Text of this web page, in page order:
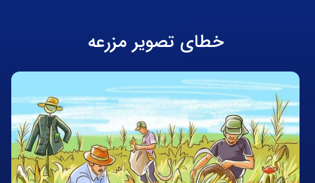
خطای تصویر مزرعه